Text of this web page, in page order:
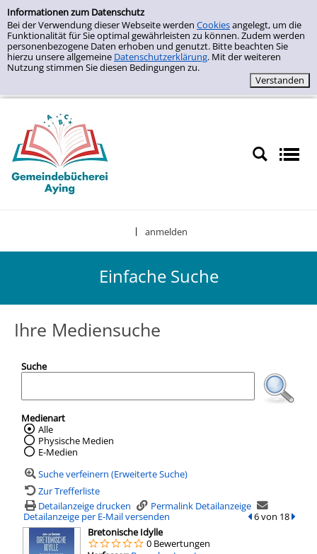
Einfache Suche
Informationen zum Datenschutz
Bei der Verwendung dieser Webseite werden Cookiesangelegt, um die
Funktionalität für Sie optimal gewährleisten zu können. Zudem werden
personenbezogene Daten erhoben und genutzt. Bitte beachten Sie
hierzu unsere allgemeine Datenschutzerklärung. Mit der weiteren
Nutzung stimmen Sie diesen Bedingungen zu.
Zur Detailanzeige springen
anmelden
Einfache Suche
Ihre Mediensuche
Suche
Medienart
Wählen Sie die Medienart nach der Sie
Alle
Physische Medien
E-Medien
Suche verfeinern (Erweiterte Suche)
Zur Trefferliste
Detailanzeige drucken
Permalink Detailanzeige
Detailanzeige per E-Mail versenden
zum
6 von 18zum
wird in neuem Tab geöffnet
Bretonische Idylle
0 Bewertungen